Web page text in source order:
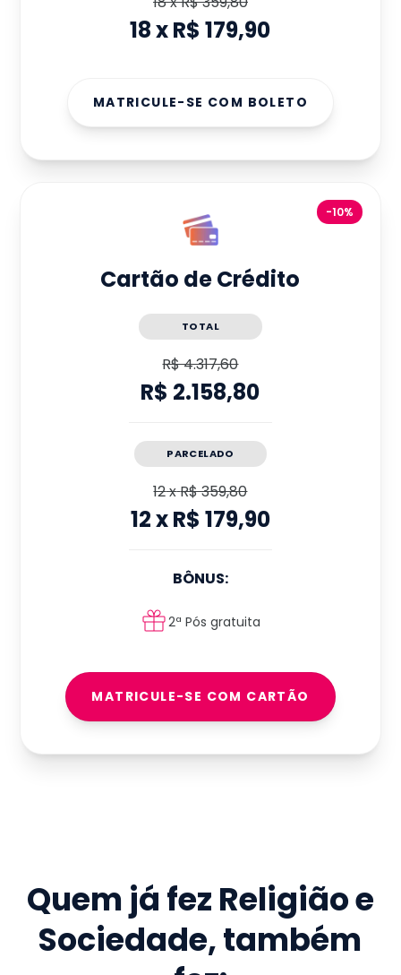
18xR$ 179,90
MATRICULE-SE COM BOLETO
-10%
Cartão de Crédito
TOTAL
R$ 4.317,60
R$ 2.158,80
PARCELADO
12xR$ 359,80
12xR$ 179,90
BÔNUS:
2ª Pós gratuita
MATRICULE-SE COM CARTÃO
Quem já fez Religião e
Sociedade, também